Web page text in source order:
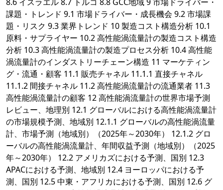
課題・トレンド 9.1 市場ドライバー・成長機会 9.2 市場課
題・リスク 9.3 業界トレンド 10 製造コスト構造分析 10.1
原料・サプライヤー 10.2 高性能渦流量計の製造コスト構造
分析 10.3 高性能渦流量計の製造プロセス分析 10.4 高性能
渦流量計のインダストリーチェーン構造 11 マーケティン
グ・流通・顧客 11.1 販売チャネル 11.1.1 直接チャネル
11.1.2 間接チャネル 11.2 高性能渦流量計の流通業者 11.3
高性能渦流量計の顧客 12 高性能渦流量計の世界市場予測
レビュー、地理別 12.1 グローバルにおける高性能渦流量計
の市場規模予測、地域別 12.1.1 グローバルの高性能渦流量
計、市場予測（地域別）（2025年～2030年） 12.1.2 グロ
ーバルの高性能渦流量計、年間収益予測（地域別）（2025
年～2030年） 12.2 アメリカズにおける予測、国別 12.3
APACにおける予測、地域別 12.4 ヨーロッパにおける予
測、国別 12.5 中東・アフリカにおける予測、国別 12.6 グ